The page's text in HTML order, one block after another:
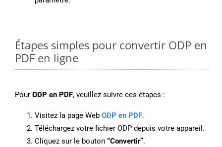
Étapes simples pour convertir ODP en
PDF en ligne
Pour ODP en PDF, veuillez suivre ces étapes :
Visitez la page Web ODP en PDF.
Téléchargez votre fichier ODP depuis votre appareil.
Cliquez sur le bouton “Convertir”.